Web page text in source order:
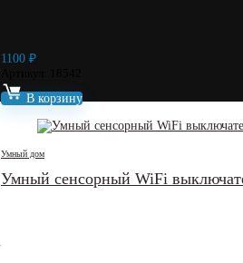
1100 ₽
В корзину
Умный дом
Умный сенсорный WiFi